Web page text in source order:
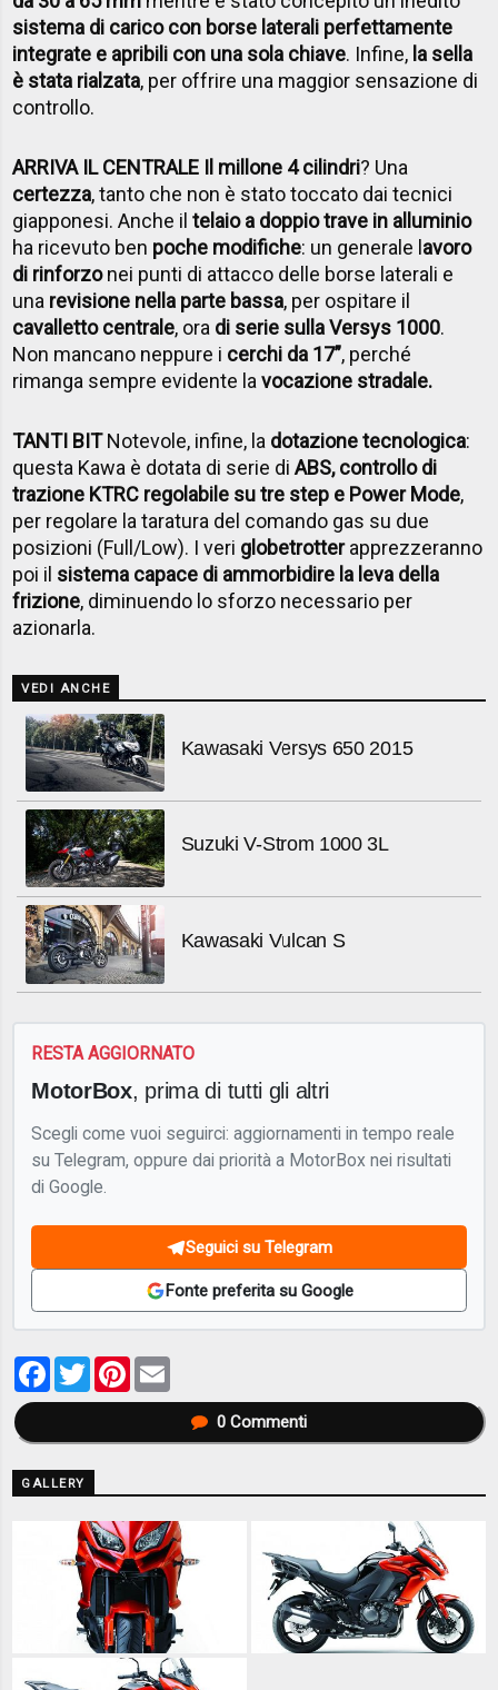
sistema di carico con borse laterali perfettamente
integrate e apribili con una sola chiave. Infine, la sella
è stata rialzata, per offrire una maggior sensazione di
controllo.
ARRIVA IL CENTRALE Il millone 4 cilindri? Una
certezza, tanto che non è stato toccato dai tecnici
giapponesi. Anche iltelaio a doppio trave in alluminio
ha ricevuto ben poche modifiche: un generale lavoro
di rinforzonei punti di attacco delle borse laterali e
una revisione nella parte bassa, per ospitare il
cavalletto centrale, ora di serie sulla Versys 1000.
Non mancano neppure i cerchi da 17”, perché
rimanga sempre evidente lavocazione stradale.
TANTI BITNotevole, infine, la dotazione tecnologica:
questa Kawa è dotata di serie diABS, controllo di
trazione KTRC regolabile su tre step e Power Mode,
per regolare la taratura del comando gas su due
posizioni (Full/Low). I veri globetrotterapprezzeranno
poi il sistema capace di ammorbidire la leva della
frizione, diminuendo lo sforzo necessario per
azionarla.
VEDI ANCHE
Kawasaki Versys 650 2015
Suzuki V-Strom 1000 3L
Kawasaki Vulcan S
RESTA AGGIORNATO
MotorBox, prima di tutti gli altri
Scegli come vuoi seguirci: aggiornamenti in tempo reale
su Telegram, oppure dai priorità a MotorBox nei risultati
di Google.
Seguici su Telegram
Fonte preferita su Google
Facebook
TwitterPinterest
0Commenti
GALLERY